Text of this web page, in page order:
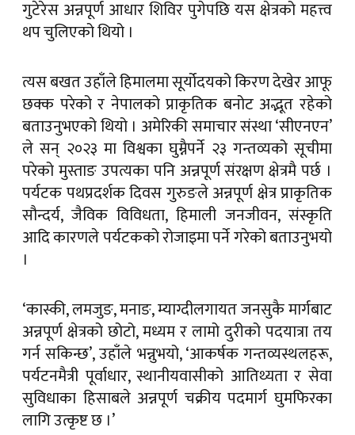
गुटेरेस अन्नपूर्ण आधार शिविर पुगेपछि यस क्षेत्रको महत्त्व
थप चुलिएको थियो ।
त्यस बखत उहाँले हिमालमा सूर्योदयको किरण देखेर आफू
छक्क परेको र नेपालको प्राकृतिक बनोट अद्भूत रहेको
बताउनुभएको थियो । अमेरिकी समाचार संस्था ‘सीएनएन’
ले सन् २०२३ मा विश्वका घुम्नैपर्ने २३ गन्तव्यको सूचीमा
परेको मुस्ताङ उपत्यका पनि अन्नपूर्ण संरक्षण क्षेत्रमै पर्छ ।
पर्यटक पथप्रदर्शक दिवस गुरुङले अन्नपूर्ण क्षेत्र प्राकृतिक
सौन्दर्य, जैविक विविधता, हिमाली जनजीवन, संस्कृति
आदि कारणले पर्यटकको रोजाइमा पर्ने गरेको बताउनुभयो
।
‘कास्की, लमजुङ, मनाङ, म्याग्दीलगायत जनसुकै मार्गबाट
अन्नपूर्ण क्षेत्रको छोटो, मध्यम र लामो दुरीको पदयात्रा तय
गर्न सकिन्छ’, उहाँले भन्नुभयो, ‘आकर्षक गन्तव्यस्थलहरू,
पर्यटनमैत्री पूर्वाधार, स्थानीयवासीको आतिथ्यता र सेवा
सुविधाका हिसाबले अन्नपूर्ण चक्रीय पदमार्ग घुमफिरका
लागि उत्कृष्ट छ ।’